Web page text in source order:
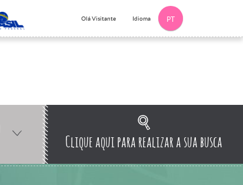
Olá Visitante Idioma PT
Clique aqui para realizar a sua busca